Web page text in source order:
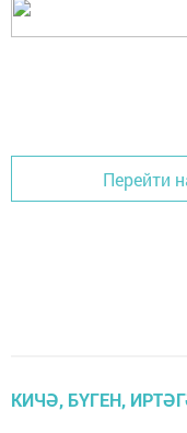
Перейти
КИЧӘ, БҮГЕН,